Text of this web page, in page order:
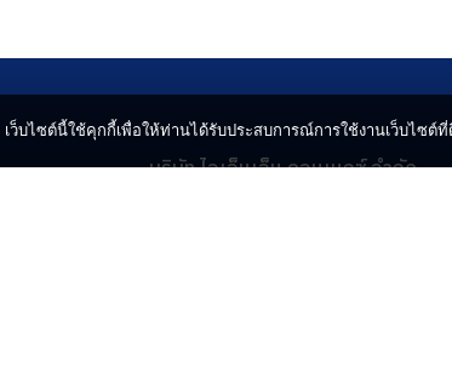
บริษัท ไอเอ็นเอ็น คอนเนกซ์ จำกัด
เว็บไซต์นี้ใช้คุกกี้เพื่อให้ท่านได้รับประสบการณ์การใช้งานเว็บไซต์ที่